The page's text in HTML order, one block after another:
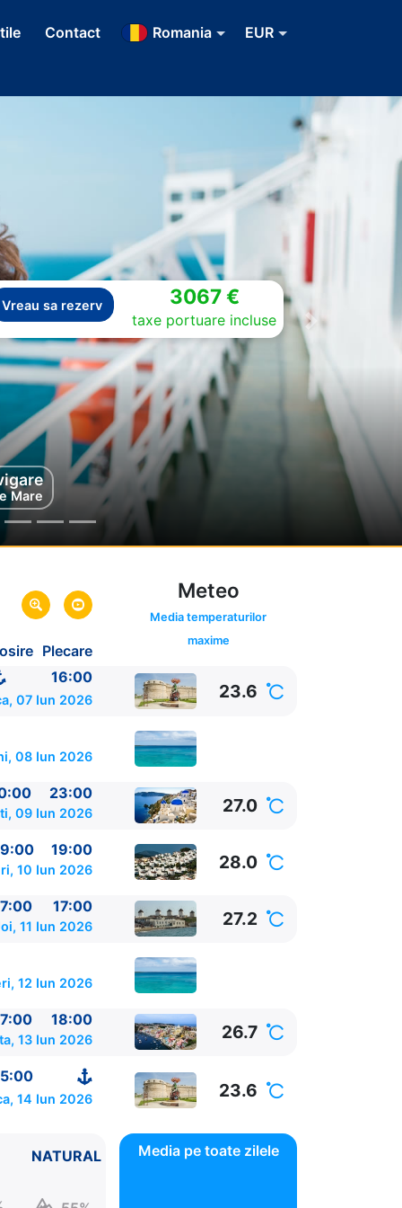
Contact Romania EUR
Vreau sa rezerv 3067 €
taxe portuare incluse
Mare
Next
Italia Plecare
Meteo
Media temperaturilor
maxime
16:00
07 Iun 2026 23.6
08 Iun 2026
23:00
09 Iun 2026 27.0
19:00
10 Iun 2026 28.0
17:00
11 Iun 2026 27.2
12 Iun 2026
18:00
13 Iun 2026 26.7
14 Iun 2026 23.6
NATURAL Media pe toate zilele